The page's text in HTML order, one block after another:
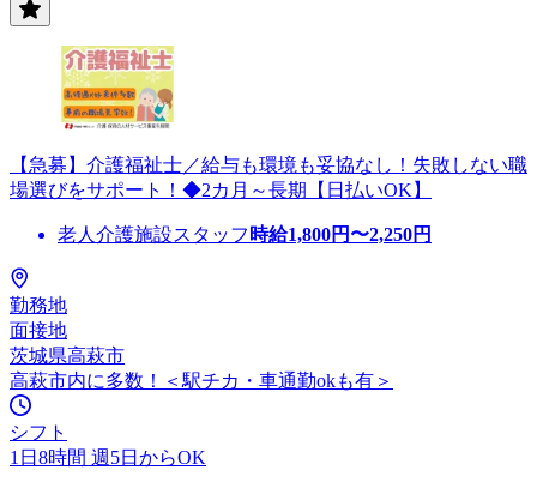
【急募】介護福祉士／給与も環境も妥協なし！失敗しない職
場選びをサポート！◆2カ月～長期【日払いOK】
老人介護施設スタッフ 時給1,800円〜2,250円
勤務地
面接地
茨城県高萩市
高萩市内に多数！＜駅チカ・車通勤okも有＞
シフト
1日8時間 週5日からOK